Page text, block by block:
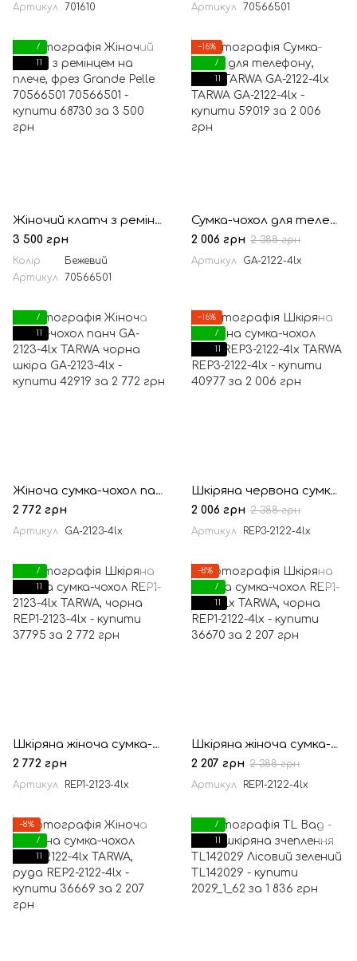
Артикул
701610
Артикул
70566501
7
11
Жіночий клатч з ремінцем на плече, фрез Grande Pelle 70566501
3 500 грн
Колір
Бежевий
Артикул
70566501
−16%
7
11
Сумка-чохол для телефону, панч TARWA GA-2122-4lx TARWA
2 006 грн 2 388 грн
Артикул
GA-2122-4lx
7
11
Жіноча сумка-чохол панч GA-2123-4lx TARWA чорна шкіра
2 772 грн
Артикул GA-2123-4lx
−16%
7
11
Шкіряна червона сумка-чохол панч REP3-2122-4lx TARWA
2 006 грн 2 388 грн
Артикул
REP3-2122-4lx
7
11
Шкіряна жіноча сумка-чохол REP1-2123-4lx TARWA, чорна
2 772 грн
Артикул REP1-2123-4lx
−8%
7
11
Шкіряна жіноча сумка-чохол REP1-2122-4lx TARWA, чорна
2 207 грн 2 388 грн
Артикул
REP1-2122-4lx
−8%
7
11
7
11